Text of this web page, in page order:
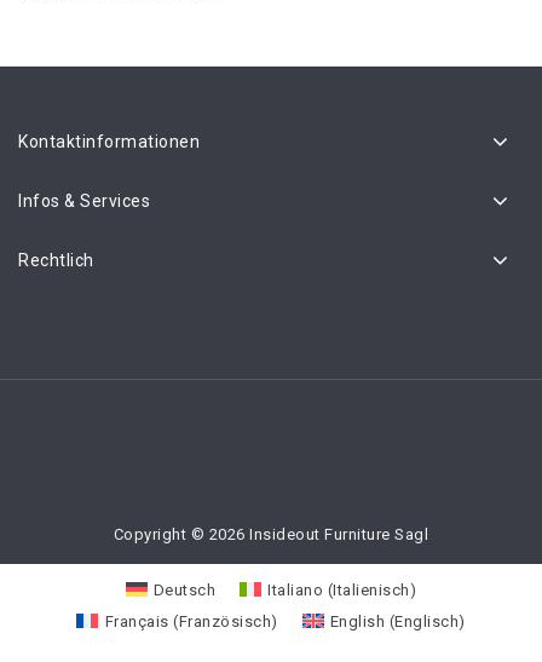
Kontaktinformationen
Infos & Services
Rechtlich
Copyright © 2026 Insideout Furniture Sagl
Deutsch Italiano (Italienisch)
Français (Französisch) English (Englisch)